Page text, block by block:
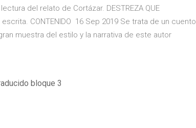
del relato de Cortázar. DESTREZA QUE
CONTENIDO 16 Sep 2019 Se trata de un cuento
muestra del estilo y la narrativa de este autor
bloque 3